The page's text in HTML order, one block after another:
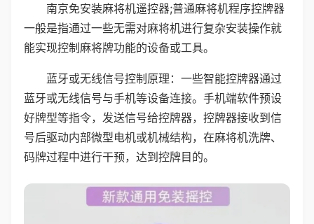
南京免安装麻将机遥控器;普通麻将机程序控牌器
一般是指通过一些无需对麻将机进行复杂安装操作就
能实现控制麻将牌功能的设备或工具。
蓝牙或无线信号控制原理：一些智能控牌器通过
蓝牙或无线信号与手机等设备连接。手机端软件预设
好牌型等指令，发送信号给控牌器，控牌器接收到信
号后驱动内部微型电机或机械结构，在麻将机洗牌、
码牌过程中进行干预，达到控牌目的。